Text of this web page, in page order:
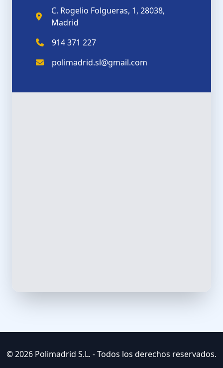
C. Rogelio Folgueras, 1, 28038,
Madrid
914 371 227
polimadrid.sl@gmail.com
© 2026 Polimadrid S.L. - Todos los derechos reservados.